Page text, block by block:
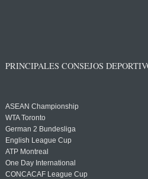
PRINCIPALES CONSEJOS
ASEAN Championship
WTA Toronto
German 2 Bundesliga
English League Cup
ATP Montreal
One Day International
CONCACAF League Cup